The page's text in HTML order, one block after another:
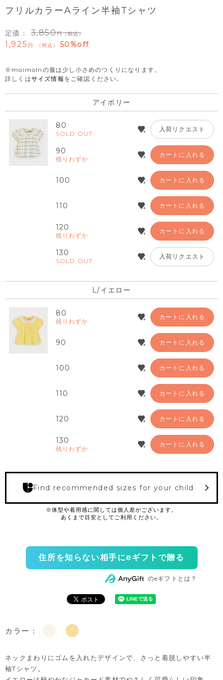
フリルカラーAライン半袖Tシャツ
定価： 3,850 （税込）
1,925 税込 50%off
※moimolnの服は少し小さめのつくりになります。
詳しくはサイズ情報 をご確認ください。
アイボリー
80
SOLD OUT
入荷リクエスト
90
残りわずか
カートに入れる
100 カートに入れる
110 カートに入れる
120
残りわずか
カートに入れる
130
SOLD OUT
入荷リクエスト
L/イエロー
80
残りわずか
カートに入れる
90 カートに入れる
100 カートに入れる
110 カートに入れる
120 カートに入れる
130
残りわずか
カートに入れる
Find recommended sizes for your child
住所を知らない相手にeギフトで贈る
のeギフトとは？
カラー：
ネックまわりにゴムを入れたデザインで、さっと着脱しやすい半
袖Tシャツ。